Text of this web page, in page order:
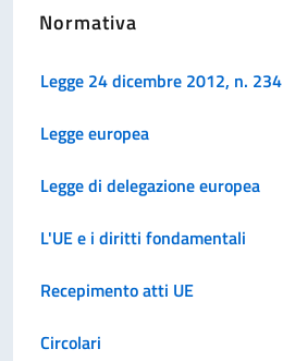
Normativa
Legge 24 dicembre 2012, n. 234
Legge europea
Legge di delegazione europea
L'UE e i diritti fondamentali
Recepimento atti UE
Circolari